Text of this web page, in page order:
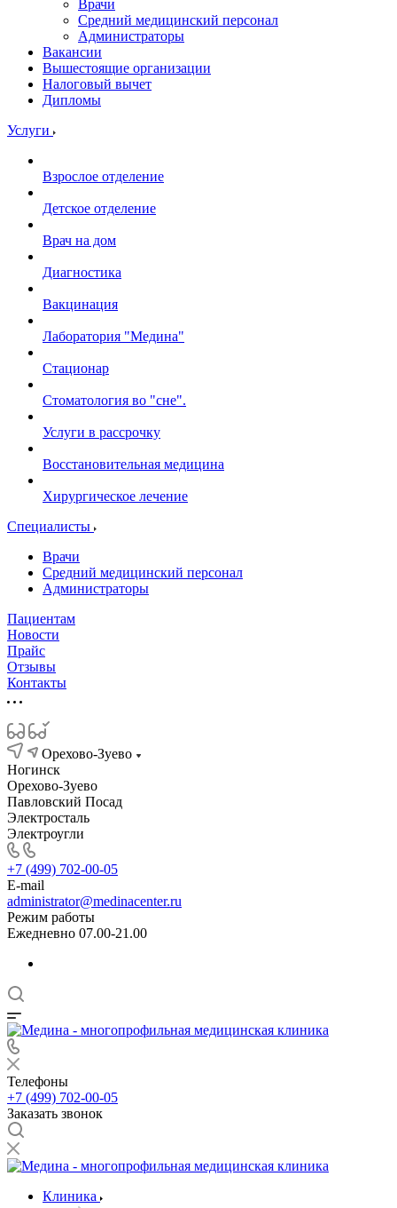
Врачи
Средний медицинский персонал
Администраторы
Вакансии
Вышестоящие организации
Налоговый вычет
Дипломы
Услуги
Взрослое отделение
Детское отделение
Врач на дом
Диагностика
Вакцинация
Лаборатория "Медина"
Стационар
Стоматология во "сне".
Услуги в рассрочку
Восстановительная медицина
Хирургическое лечение
Специалисты
Врачи
Средний медицинский персонал
Администраторы
Пациентам
Новости
Прайс
Отзывы
Контакты
Орехово-Зуево
Ногинск
Орехово-Зуево
Павловский Посад
Электросталь
Электроугли
+7 (499) 702-00-05
E-mail
administrator@medinacenter.ru
Режим работы
Ежедневно 07.00-21.00
Телефоны
+7 (499) 702-00-05
Заказать звонок
Клиника